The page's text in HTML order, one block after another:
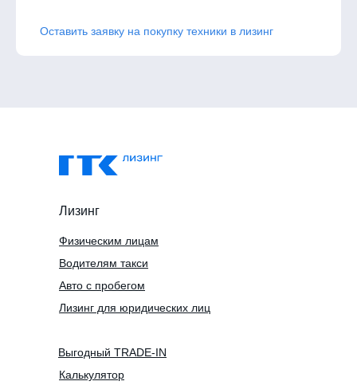
Оставить заявку на покупку техники в лизинг
Лизинг
Водителям такси
Физическим лицам
Авто с пробегом
Лизинг для юридических лиц
Калькулятор
Выгодный TRADE-IN